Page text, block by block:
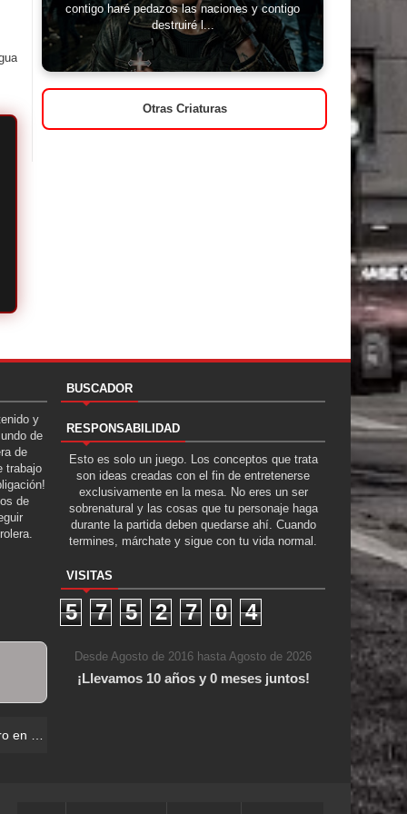
contigo haré pedazos las naciones y contigo
destruiré l...
Otras Criaturas
y
de
de
trabajo
de
BUSCADOR
RESPONSABILIDAD
Esto es solo un juego. Los conceptos que trata
son ideas creadas con el fin de entretenerse
exclusivamente en la mesa. No eres un ser
sobrenatural y las cosas que tu personaje haga
durante la partida deben quedarse ahí. Cuando
termines, márchate y sigue con tu vida normal.
VISITAS
5 7 5 2 7 0 4
Desde Agosto de 2016 hasta Agosto de 2026
¡Llevamos 10 años y 0 meses juntos!